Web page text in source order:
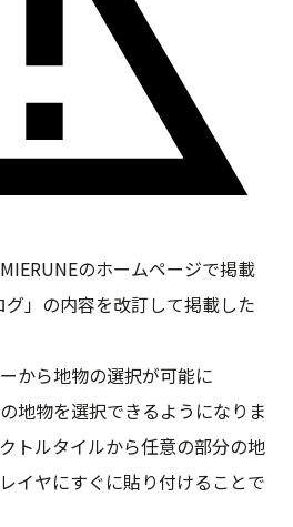
のホームページで掲載
」の内容を改訂して掲載した
から地物の選択が可能に
地物を選択できるようになりま
トルタイルから任意の部分の地
イヤにすぐに貼り付けることで